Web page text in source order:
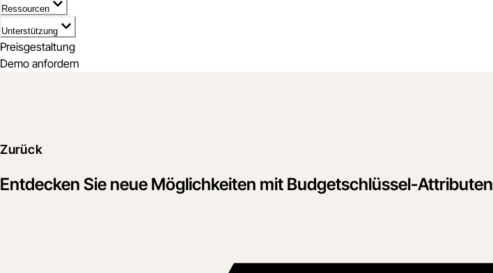
Ressourcen
Unterstützung
Preisgestaltung
Demo anfordern
Zurück
Entdecken Sie neue Möglichkeiten mit Budgetschlüssel-Attributen